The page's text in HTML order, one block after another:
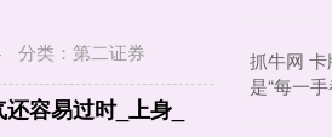
分类： 第二证券
容易过时_上身_
抓牛网
是“每一